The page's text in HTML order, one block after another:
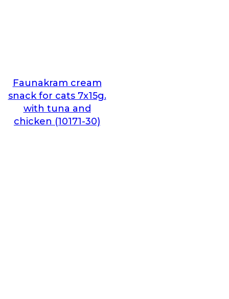
Faunakram cream
snack for cats 7x15g.
with tuna and
chicken (10171-30)